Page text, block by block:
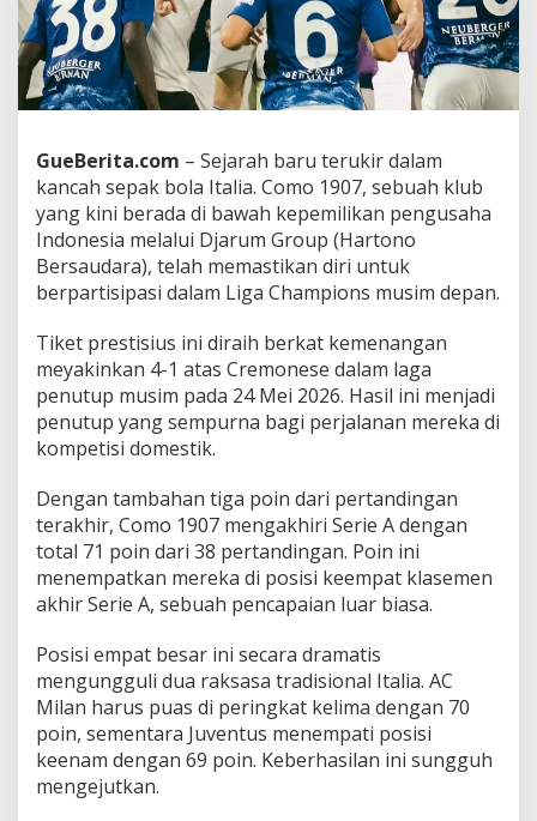
h
a
m
p
s
u
n
t
u
k
P
r
a
m
a
K
n
y
a
S
e
e
l
a
h
F
i
GueBerita.com – Sejarah baru terukir dalam
kancah sepak bola Italia. Como 1907, sebuah klub
yang kini berada di bawah kepemilikan pengusaha
Indonesia melalui Djarum Group (Hartono
Bersaudara), telah memastikan diri untuk
berpartisipasi dalam Liga Champions musim depan.
Tiket prestisius ini diraih berkat kemenangan
meyakinkan 4-1 atas Cremonese dalam laga
penutup musim pada 24 Mei 2026. Hasil ini menjadi
penutup yang sempurna bagi perjalanan mereka di
kompetisi domestik.
Dengan tambahan tiga poin dari pertandingan
terakhir, Como 1907 mengakhiri Serie A dengan
total 71 poin dari 38 pertandingan. Poin ini
menempatkan mereka di posisi keempat klasemen
akhir Serie A, sebuah pencapaian luar biasa.
Posisi empat besar ini secara dramatis
mengungguli dua raksasa tradisional Italia. AC
Milan harus puas di peringkat kelima dengan 70
poin, sementara Juventus menempati posisi
keenam dengan 69 poin. Keberhasilan ini sungguh
mengejutkan.